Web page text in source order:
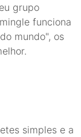
grupo
funciona
mundo", os
simples e a